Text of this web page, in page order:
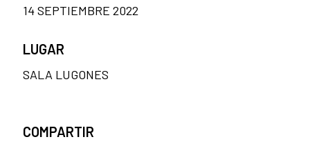
14 SEPTIEMBRE 2022
LUGAR
SALA LUGONES
COMPARTIR